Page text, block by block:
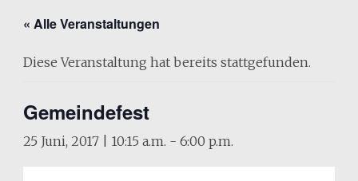
« Alle Veranstaltungen
Diese Veranstaltung hat bereits stattgefunden.
Gemeindefest
25 Juni, 2017 | 10:15 a.m. - 6:00 p.m.